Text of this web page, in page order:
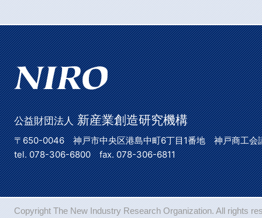
公益財団法人新産業創造研究機構
〒650-0046 神戸市中央区港島中町6丁目1番地 神戸商工会
tel. 078-306-6800 fax. 078-306-6811
Copyright The New Industry Research Organization. All rights